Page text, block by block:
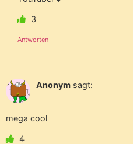
3
Antworten
Anonym sagt:
mega cool
4